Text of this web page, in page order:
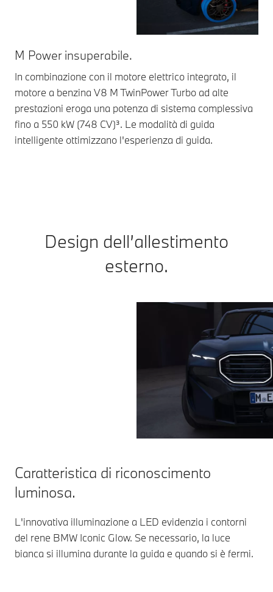
M Power insuperabile.
In combinazione con il motore elettrico integrato, il
motore a benzina V8 M TwinPower Turbo ad alte
prestazioni eroga una potenza di sistema complessiva
fino a 550 kW (748 CV)³. Le modalità di guida
intelligente ottimizzano l'esperienza di guida.
Design dell’allestimento
esterno.
Caratteristica di riconoscimento
luminosa.
L'innovativa illuminazione a LED evidenzia i contorni
del rene BMW Iconic Glow. Se necessario, la luce
bianca si illumina durante la guida e quando si è fermi.